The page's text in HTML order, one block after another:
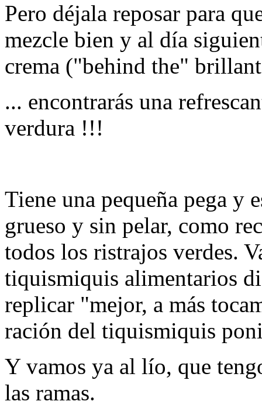
Pero déjala reposar para
mezcle bien y al día
crema ("behind the"
... encontrarás una
verdura !!!
Tiene una pequeña pega y
grueso y sin pelar, como
todos los ristrajos verdes.
tiquismiquis alimentarios
replicar "mejor, a más
ración del tiquismiquis
Y vamos ya al lío, que
las ramas.